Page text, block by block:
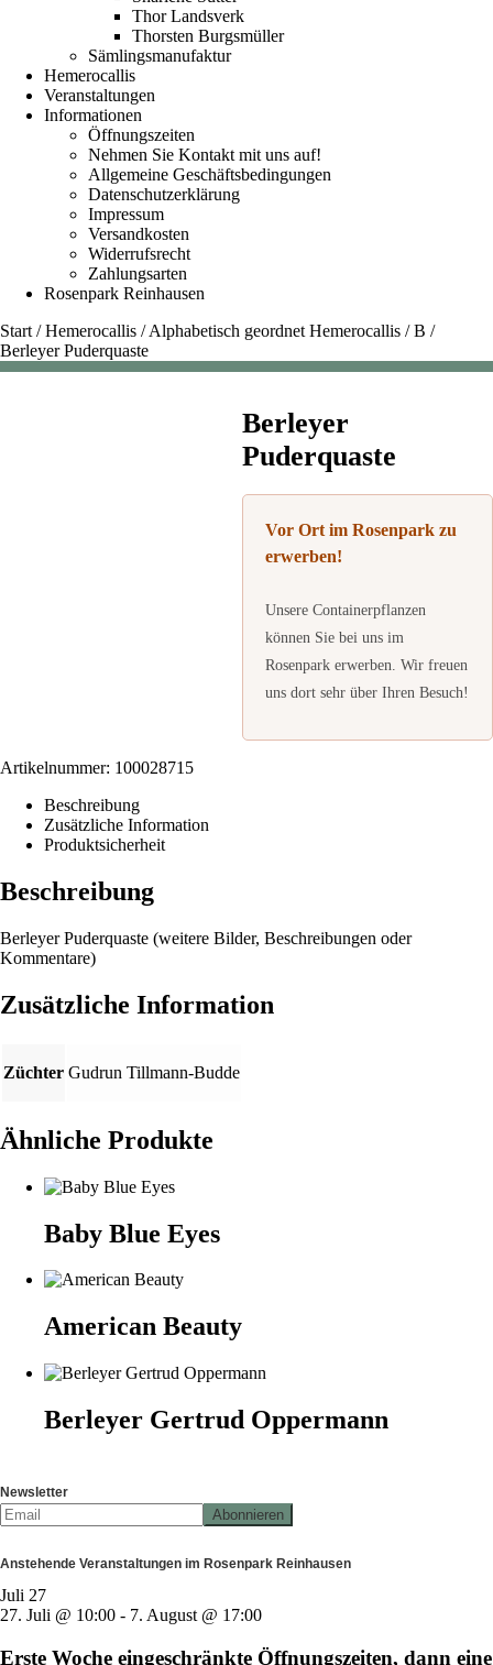
Thor Landsverk
Thorsten Burgsmüller
Sämlingsmanufaktur
Hemerocallis
Veranstaltungen
Informationen
Öffnungszeiten
Nehmen Sie Kontakt mit uns auf!
Allgemeine Geschäftsbedingungen
Datenschutzerklärung
Impressum
Versandkosten
Widerrufsrecht
Zahlungsarten
Rosenpark Reinhausen
Start /Hemerocallis /Alphabetisch geordnet Hemerocallis /B /
Berleyer Puderquaste
Berleyer
Puderquaste
Vor Ort im Rosenpark zu
erwerben!
Unsere Containerpflanzen
können Sie bei uns im
Rosenpark erwerben. Wir freuen
uns dort sehr über Ihren Besuch!
Artikelnummer: 100028715
Beschreibung
Zusätzliche Information
Produktsicherheit
Beschreibung
Berleyer Puderquaste (weitere Bilder, Beschreibungen oder
Kommentare)
Zusätzliche Information
Züchter Gudrun Tillmann-Budde
Ähnliche Produkte
Baby Blue Eyes
American Beauty
Berleyer Gertrud Oppermann
Newsletter
Anstehende Veranstaltungen im Rosenpark Reinhausen
Juli 27
27. Juli @ 10:00 - 7. August @ 17:00
Erste Woche eingeschränkte Öffnungszeiten, dann eine